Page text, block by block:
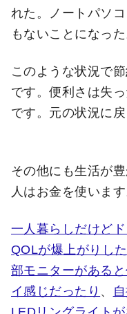
れた。ノートパソ
もないことになった
このような状況で
です。便利さは失
です。元の状況に戻
その他にも生活が
人はお金を使います
一人暮らしだけど
QOLが爆上がりした
部モニターがある
イ感じだったり 、